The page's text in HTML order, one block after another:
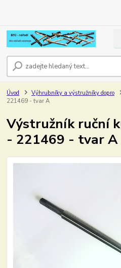
Úvod Výhrubníky a výstružníky dopro
221469 - tvar A
Výstružník ruční
- 221469 - tvar A